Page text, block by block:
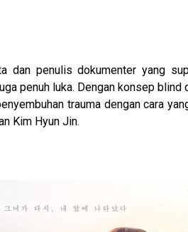
dan penulis dokumenter yang
penuh luka. Dengan konsep blind
trauma dengan cara
Kim Hyun Jin.